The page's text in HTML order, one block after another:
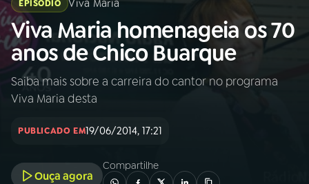
Buscar
na
Rádio
Nacional
Buscar
EPISÓDIO Viva Maria
Viva Maria homenageia os 70
anos de Chico Buarque
Saiba mais sobre a carreira do cantor no programa
Viva Maria desta
PUBLICADO EM19/06/2014, 17:21
Ouça agora
Compartilhe